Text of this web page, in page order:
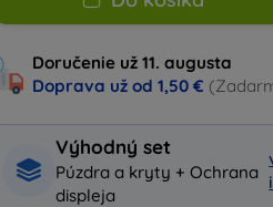
Doručenie už 11. augusta
Doprava už od 1,50 €
Výhodný set
Púzdra a kryty + Ochrana
displeja